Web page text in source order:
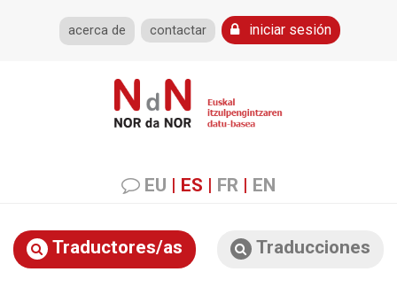
acerca de contactar iniciar sesión
EU | ES | FR | EN
Traductores/as Traducciones